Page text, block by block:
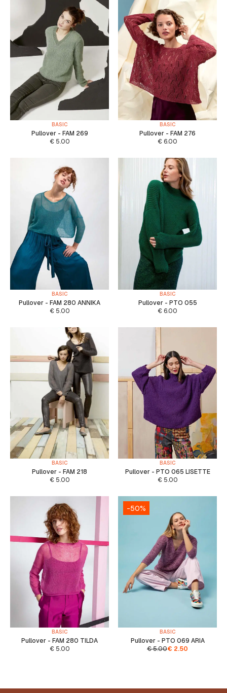
BASIC
Pullover - FAM 269
€5.00
BASIC
Pullover - FAM 276
€ 6.00
BASIC
Pullover - FAM 280 ANNIKA
€5.00
BASIC
Pullover - PTO 055
€ 6.00
BASIC
Pullover - FAM 218
€5.00
BASIC
Pullover - PTO 065 LISETTE
€5.00
BASIC
Pullover - FAM 280 TILDA
€5.00
-50%
BASIC
Pullover - PTO 069 ARIA
€5.00€ 2.50